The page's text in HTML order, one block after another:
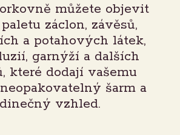
můžete objevit
záclon, závěsů,
a potahových látek,
garnýží a dalších
které dodají vašemu
šarm a
vzhled.